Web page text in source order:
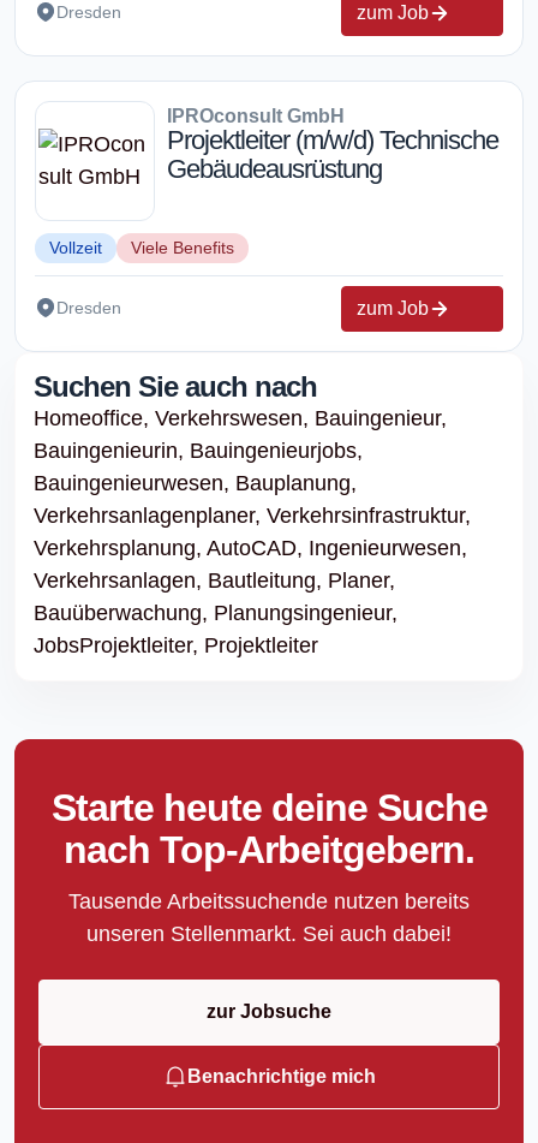
Dresden zum Job
IPROconsult GmbH
Projektleiter (m/w/d) Technische
Gebäudeausrüstung
Vollzeit Viele Benefits
Dresden zum Job
Suchen Sie auch nach
Homeoffice, Verkehrswesen, Bauingenieur,
Bauingenieurin, Bauingenieurjobs,
Bauingenieurwesen, Bauplanung,
Verkehrsanlagenplaner, Verkehrsinfrastruktur,
Verkehrsplanung, AutoCAD, Ingenieurwesen,
Verkehrsanlagen, Bautleitung, Planer,
Bauüberwachung, Planungsingenieur,
JobsProjektleiter, Projektleiter
Starte heute deine Suche
nach Top-Arbeitgebern.
Tausende Arbeitssuchende nutzen bereits
unseren Stellenmarkt. Sei auch dabei!
zur Jobsuche
Benachrichtige mich